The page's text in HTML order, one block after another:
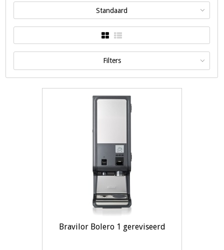
koffie. Bijvoorbeeld de Bravilor Bolero 1 of 2, Bravilor Bolero XL,
Bravilor Turbo of Bravilor rondfilter apparaten voor als er echt
Neem gerust contact met ons op om te bespreken welke
gereviseerde Bravilor koffie machine bij jou behoefte past.
Standaard
Filters
Bravilor Bolero 1 gereviseerd